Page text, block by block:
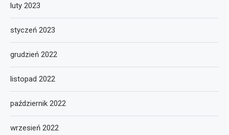
luty 2023
styczeń 2023
grudzień 2022
listopad 2022
październik 2022
wrzesień 2022